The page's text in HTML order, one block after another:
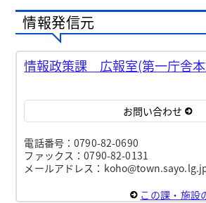
情報発信元
情報政策課 広報室(第一庁舎
お問い合わせ
電話番号：0790-82-0690
ファックス：0790-82-0131
メールアドレス：
この課・施設